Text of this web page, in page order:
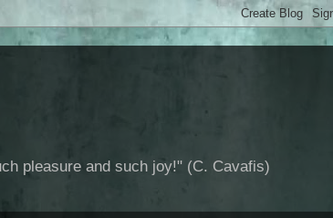
pleasure and such joy!" (C. Cavafis)